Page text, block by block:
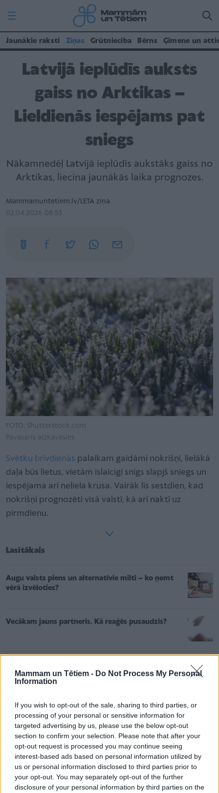
Mammam un Tētiem - Do Not Process My Personal
Information
If you wish to opt-out of the sale, sharing to third parties, or
processing of your personal or sensitive information for
targeted advertising by us, please use the below opt-out
section to confirm your selection. Please note that after your
opt-out request is processed you may continue seeing
interest-based ads based on personal information utilized by
us or personal information disclosed to third parties prior to
your opt-out. You may separately opt-out of the further
disclosure of your personal information by third parties on the
Jaunākie raksti Ziņas Grūtniecība Bērns Ģimene un
Latvijā ieplūdīs auksts
gaiss no Arktikas –
Lieldienās iespējams pat
sniegs
Nākamnedēļ Latvijā ieplūdīs aukstāks gaiss no
Arktikas, liecina jaunākās laika prognozes.
Mammamuntetiem.lv/LETA ziņa
02.04.2026 08:53
FOTO: Shutterstock.com
Pavasaris aizkavēsies
Svētku brīvdienās palaikam gaidāmi nokrišņi, lielākā
daļa būs lietus, vietām īslaicīgi snigs slapjš sniegs un
iespējama arī neliela krusa. Vairāk līs sestdien, kad
nokrišņi prognozēti visā valstī, kā arī naktī uz
pirmdienu.
Lasītākais
Augu valsts piens un alternatīvie milti – ko ņemt
vērā izvēloties?
Vecākam jauns partneris. Kā reaģēs pusaudzis?
Vējš lēni līdz mēreni stipri pūtīs no rietumu puses.
Atbilstoši pašreizējām prognozēm Otrajās Lieldienās
gaidāmas rietumu vēja brāzmas līdz 16-21 metram
sekundē.